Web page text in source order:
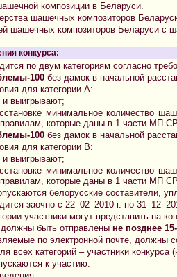
композиции в Беларуси.
шашечных композиторов
шашечных композиторов Беларуси с
конкурса:
по двум категориям согласно
100 без дамок в начальной
для категории А:
выигрывают;
минимальное количество
которые даны в 1 части МП
100 без дамок в начальной
для категории В:
выигрывают;
минимальное количество
которые даны в 1 части МП
белорусские составители,
заочно с 22–02–2010 г. по
участники могут представить на
должны быть отправленыне позднее 15-
по электронной почте, должны
всех категорий – участники конкурса
к участию: